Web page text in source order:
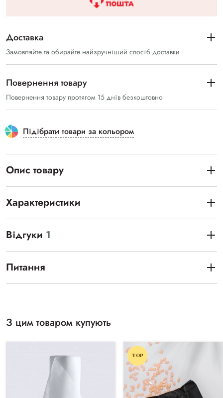
Доставка
Замовляйте та обирайте найзручніший спосіб доставки
Повернення товару
Повернення товару протягом 15 днів безкоштовно
Підібрати товари за кольором
Опис товару
Характеристики
Відгуки 1
Питання
З цим товаром купують
TOP